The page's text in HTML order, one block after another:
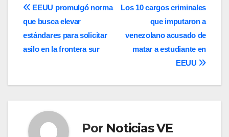
Navegación
de
entradas
Los 10 cargos criminales
que imputaron a
venezolano acusado de
matar a estudiante en
EEUU
EEUU promulgó norma
que busca elevar
estándares para solicitar
asilo en la frontera sur
Por Noticias VE